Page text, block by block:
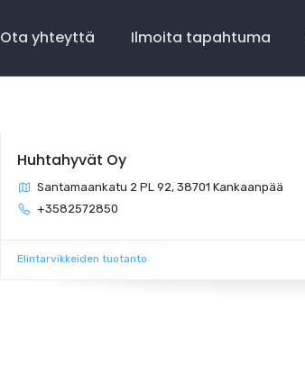
Ota yhteyttä Ilmoita tapahtuma
Huhtahyvät Oy
Santamaankatu 2 PL 92, 38701 Kankaanpää
+3582572850
Elintarvikkeiden tuotanto